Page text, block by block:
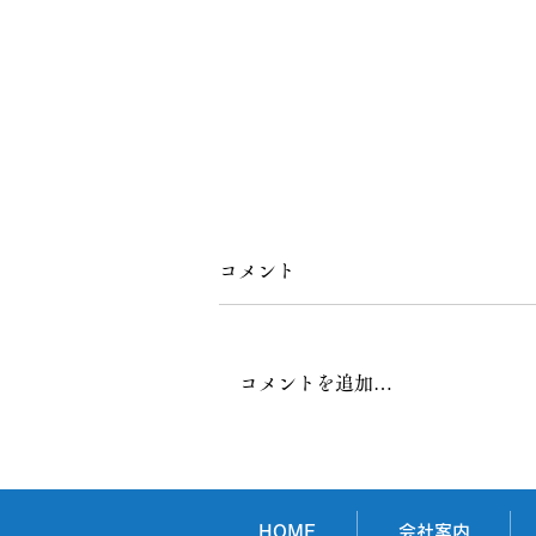
コメント
コメントを追加…
HOME 会社案内